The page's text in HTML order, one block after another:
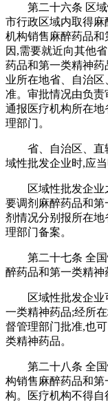
第二十六条 区
市行政区域内取得
机构销售麻醉药品
因,需要就近向其他
药品和第一类精神
业所在地省、自治
准。审批情况由负
通报医疗机构所在
理部门。
省、自治区、直
域性批发企业时,应
区域性批发企
要调剂麻醉药品和第
剂情况分别报所在
理部门备案。
第二十七条 全
醉药品和第一类精神
区域性批发企
一类精神药品;经所
督管理部门批准,也
类精神药品。
第二十八条 全
构销售麻醉药品和
构。医疗机构不得自